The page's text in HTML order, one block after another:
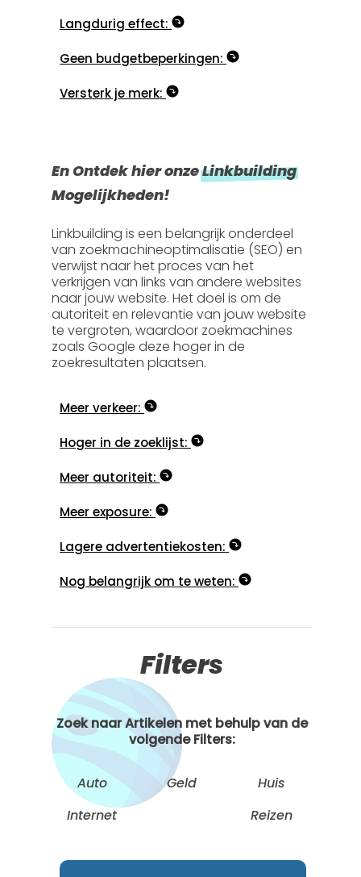
Langdurig effect:
Geen budgetbeperkingen:
Versterk je merk:
En Ontdek hier onzeLinkbuilding
Mogelijkheden!
Linkbuilding is een belangrijk onderdeel
van zoekmachineoptimalisatie (SEO) en
verwijst naar het proces van het
verkrijgen van links van andere websites
naar jouw website. Het doel is om de
autoriteit en relevantie van jouw website
te vergroten, waardoor zoekmachines
zoals Google deze hoger in de
zoekresultaten plaatsen.
Meer verkeer:
Hoger in de zoeklijst:
Meer autoriteit:
Meer exposure:
Lagere advertentiekosten:
Nog belangrijk om te weten:
Filters
Zoek naar Artikelen met behulp van de
volgende Filters:
Auto Geld
Huis
Internet
Reizen